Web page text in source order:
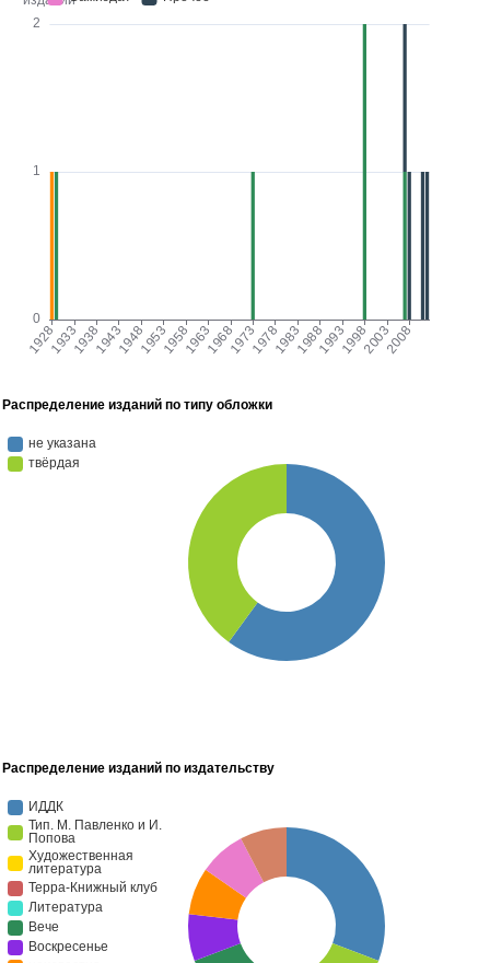
Распределение изданий по типу обложки
Распределение изданий по издательству